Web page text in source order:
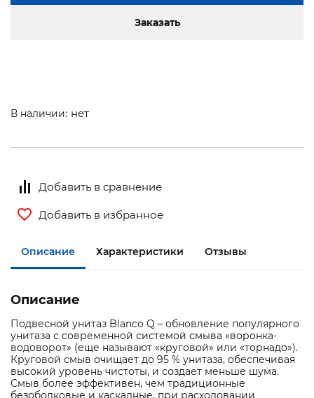
Заказать
В наличии: нет
Добавить в сравнение
Добавить в избранное
Описание Характеристики Отзывы
Описание
Подвесной унитаз Blanco Q – обновление популярного
унитаза с современной системой смыва «воронка-
водоворот» (еще называют «круговой» или «торнадо»).
Круговой смыв очищает до 95 % унитаза, обеспечивая
высокий уровень чистоты, и создает меньше шума.
Смыв более эффективен, чем традиционные
безободковые и каскадные, при расходовании